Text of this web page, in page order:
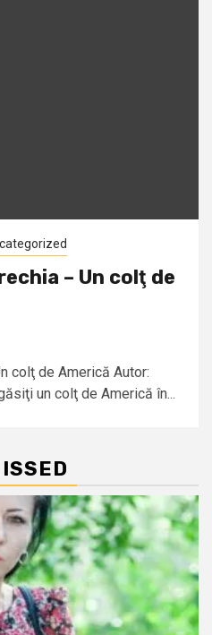
– Un colţ de
colţ de Americă Autor:
un colţ de Americă în...